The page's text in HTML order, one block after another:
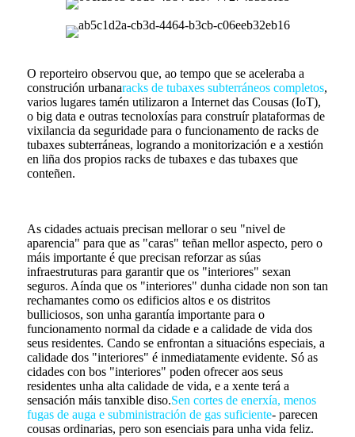
O reporteiro observou que, ao tempo que se aceleraba a
construción urbanaracks de tubaxes subterráneos completos,
varios lugares tamén utilizaron a Internet das Cousas (IoT),
o big data e outras tecnoloxías para construír plataformas de
vixilancia da seguridade para o funcionamento de racks de
tubaxes subterráneas, logrando a monitorización e a xestión
en liña dos propios racks de tubaxes e das tubaxes que
conteñen.
As cidades actuais precisan mellorar o seu "nivel de
aparencia" para que as "caras" teñan mellor aspecto, pero o
máis importante é que precisan reforzar as súas
infraestruturas para garantir que os "interiores" sexan
seguros. Aínda que os "interiores" dunha cidade non son tan
rechamantes como os edificios altos e os distritos
bulliciosos, son unha garantía importante para o
funcionamento normal da cidade e a calidade de vida dos
seus residentes. Cando se enfrontan a situacións especiais, a
calidade dos "interiores" é inmediatamente evidente. Só as
cidades con bos "interiores" poden ofrecer aos seus
residentes unha alta calidade de vida, e a xente terá a
sensación máis tanxible diso.Sen cortes de enerxía, menos
fugas de auga e subministración de gas suficiente- parecen
cousas ordinarias, pero son esenciais para unha vida feliz.